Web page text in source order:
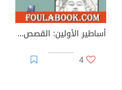
أساطير الأولين: القصص القرآني ومتوازياته التوراتية
4